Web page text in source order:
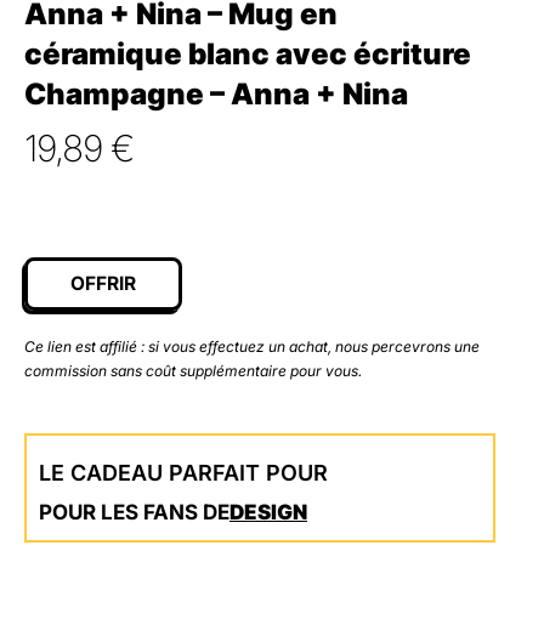
Anna + Nina – Mug en
céramique blanc avec écriture
Champagne – Anna + Nina
19,89 €
OFFRIR
Ce lien est affilié : si vous effectuez un achat, nous percevrons une
commission sans coût supplémentaire pour vous.
LE CADEAU PARFAIT POUR
POUR LES FANS DEDESIGN